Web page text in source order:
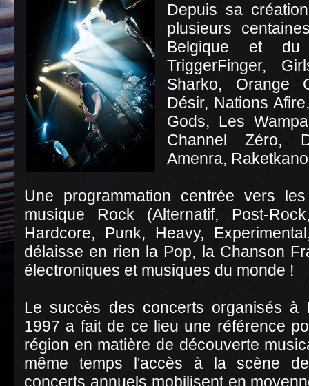
Depuis sa
plusieurs
Belgique et
TriggerFinger,
Sharko, Orange
Désir, Nations
Gods, Les
Channel Zéro,
Amenra,
Une programmation centrée vers
musique Rock (Alternatif, Post-
Hardcore, Punk, Heavy,
délaisse en rien la Pop, la Chanson
électroniques et musiques du monde !
Le succès des concerts organisés à
1997 a fait de ce lieu une référence
région en matière de découverte
même temps l'accès à la scène
concerts annuels mobilisent en